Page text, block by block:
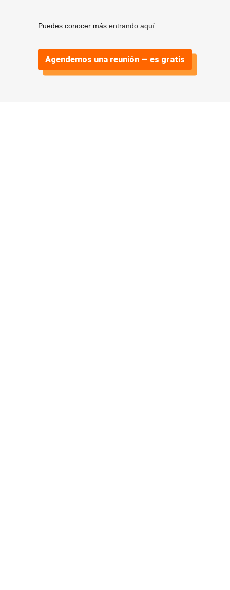
Puedes conocer más entrando aquí
Agendemos una reunión — es gratis